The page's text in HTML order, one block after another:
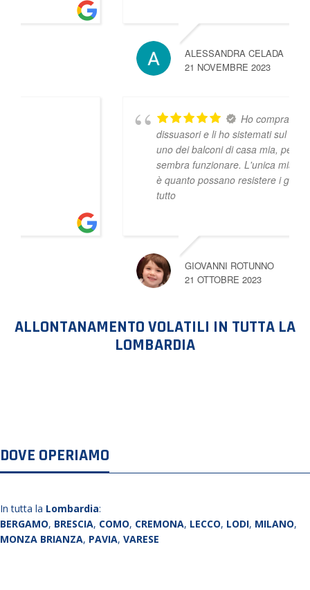
ALESSANDRA CELADA
21 NOVEMBRE 2023
Ho comprato questi
dissuasori e li ho sistemati sul muretto di
uno dei balconi di casa mia, per adesso
sembra funzionare. L'unica mia perplessità
è quanto possano resistere i gancetti... leggi
GIOVANNI ROTUNNO
21 OTTOBRE 2023
ALLONTANAMENTO VOLATILI IN TUTTA LA
LOMBARDIA
DOVE OPERIAMO
In tutta la Lombardia:
BERGAMO, BRESCIA, COMO, CREMONA, LECCO, LODI, MILANO,
MONZA BRIANZA, PAVIA, VARESE